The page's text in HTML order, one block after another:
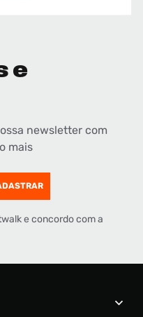
e
newsletter com
mais
e concordo com a